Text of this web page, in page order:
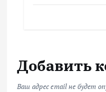
Добавить
Ваш адрес email не будет